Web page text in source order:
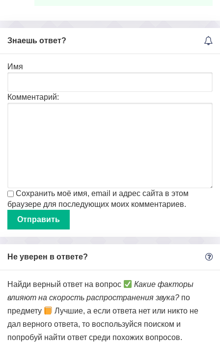
Знаешь ответ?
Имя
Комментарий:
Сохранить моё имя, email и адрес сайта в этом
браузере для последующих моих комментариев.
Не уверен в ответе?
Найди верный ответ на вопрос
Какие факторы
влияют на скорость распространения звука? по
предмету
Лучшие, а если ответа нет или никто не
дал верного ответа, то воспользуйся поиском и
попробуй найти ответ среди похожих вопросов.